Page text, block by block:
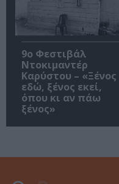
9ο Φεστιβάλ
Ντοκιμαντέρ
Καρύστου – «Ξένος
εδώ, ξένος εκεί,
όπου κι αν πάω
ξένος»